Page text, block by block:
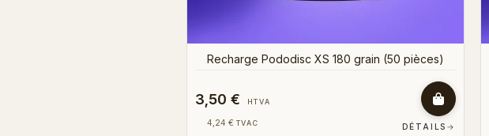
Recharge Pododisc XS 180 grain (50 pièces)
3,50 € HTVA
4,24 € TVAC DÉTAILS →